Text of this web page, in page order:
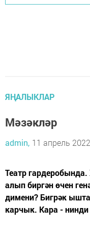
ЯҢАЛЫКЛАР
Мәзәкләр
admin, 11 апрель
Театр
алып биргән өчен
димени? Бигрәк
карчык. Кара -